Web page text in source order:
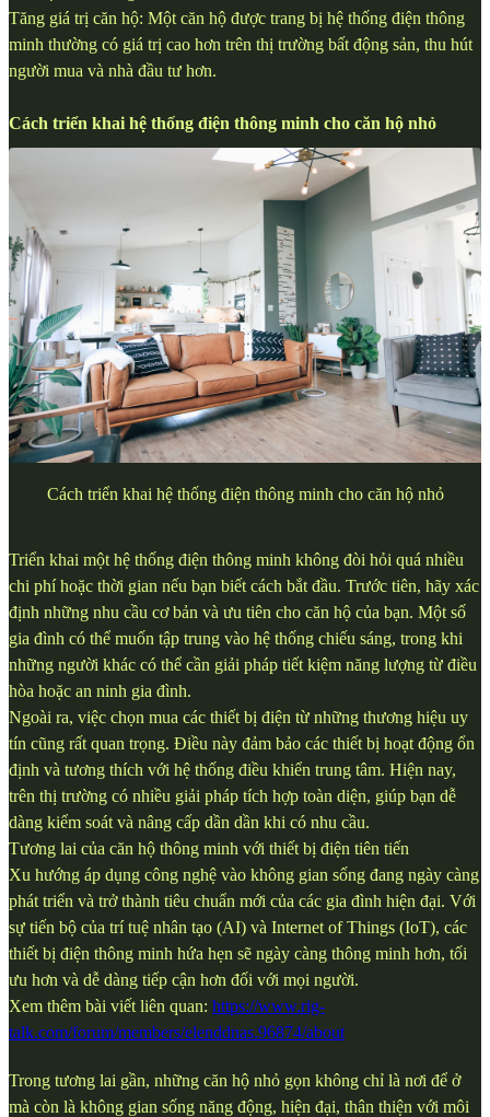
Tăng giá trị căn hộ: Một căn hộ được trang bị hệ thống điện thông
minh thường có giá trị cao hơn trên thị trường bất động sản, thu hút
người mua và nhà đầu tư hơn.
Cách triển khai hệ thống điện thông minh cho căn hộ nhỏ
Cách triển khai hệ thống điện thông minh cho căn hộ nhỏ
Triển khai một hệ thống điện thông minh không đòi hỏi quá nhiều
chi phí hoặc thời gian nếu bạn biết cách bắt đầu. Trước tiên, hãy xác
định những nhu cầu cơ bản và ưu tiên cho căn hộ của bạn. Một số
gia đình có thể muốn tập trung vào hệ thống chiếu sáng, trong khi
những người khác có thể cần giải pháp tiết kiệm năng lượng từ điều
hòa hoặc an ninh gia đình.
Ngoài ra, việc chọn mua các thiết bị điện từ những thương hiệu uy
tín cũng rất quan trọng. Điều này đảm bảo các thiết bị hoạt động ổn
định và tương thích với hệ thống điều khiển trung tâm. Hiện nay,
trên thị trường có nhiều giải pháp tích hợp toàn diện, giúp bạn dễ
dàng kiểm soát và nâng cấp dần dần khi có nhu cầu.
Tương lai của căn hộ thông minh với thiết bị điện tiên tiến
Xu hướng áp dụng công nghệ vào không gian sống đang ngày càng
phát triển và trở thành tiêu chuẩn mới của các gia đình hiện đại. Với
sự tiến bộ của trí tuệ nhân tạo (AI) và Internet of Things (IoT), các
thiết bị điện thông minh hứa hẹn sẽ ngày càng thông minh hơn, tối
ưu hơn và dễ dàng tiếp cận hơn đối với mọi người.
Xem thêm bài viết liên quan: https://www.rig-
talk.com/forum/members/elenddnas.96874/about
Trong tương lai gần, những căn hộ nhỏ gọn không chỉ là nơi để ở
mà còn là không gian sống năng động, hiện đại, thân thiện với môi